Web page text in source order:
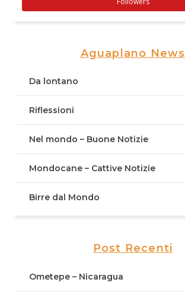
Aguaplano News
Da lontano
Riflessioni
Nel mondo – Buone Notizie
Mondocane – Cattive Notizie
Birre dal Mondo
Post Recenti
Ometepe – Nicaragua